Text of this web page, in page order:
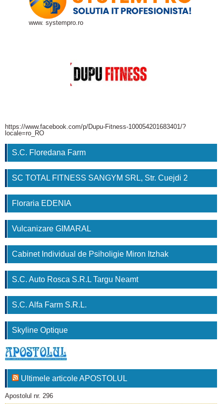
www. systempro.ro
https://www.facebook.com/p/Dupu-Fitness-100054201683401/?
locale=ro_RO
S.C. Floredana Farm
SC TOTAL FITNESS SANGYM SRL, Str. Cuejdi 2
Floraria EDENIA
Vulcanizare GIMARAL
Cabinet Individual de Psiholigie Miron Itzhak
S.C. Auto Rosca S.R.L Targu Neamt
S.C. Alfa Farm S.R.L.
Skyline Optique
Ultimele articole APOSTOLUL
Apostolul nr. 296